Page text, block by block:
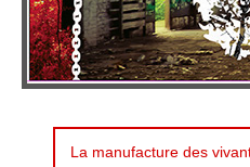
La manufacture des